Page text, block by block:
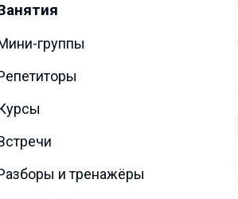
группы
и тренажёры